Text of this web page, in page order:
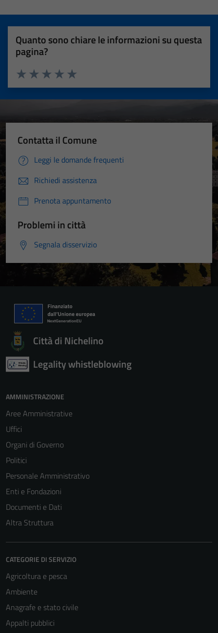
Quanto sono chiare le informazioni su questa
pagina?
Valuta 5 stelle su 5
Valuta 4 stelle su 5
Valuta 3 stelle su 5
Valuta 2 stelle su 5
Valuta 1 stelle su 5
Contatta il Comune
Leggi le domande frequenti
Richiedi assistenza
Prenota appuntamento
Problemi in città
Segnala disservizio
Città di Nichelino
Legality whistleblowing
AMMINISTRAZIONE
Aree Amministrative
Uffici
Organi di Governo
Politici
Personale Amministrativo
Enti e Fondazioni
Documenti e Dati
Altra Struttura
CATEGORIE DI SERVIZIO
Agricoltura e pesca
Ambiente
Anagrafe e stato civile
Appalti pubblici